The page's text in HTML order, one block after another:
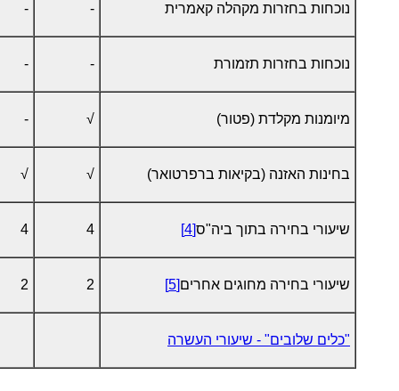
נוכחות בחזרות מקהלה קאמרית -
-
נוכחות בחזרות תזמורת -
-
מיומנות מקלדת (פטור) √
-
בחינות האזנה (בקיאות ברפרטואר) √
√
שיעורי בחירה בתוך ביה"ס[4]
4
4
שיעורי בחירה מחוגים אחרים[5]
2
2
"כלים שלובים" - שיעורי העשרה